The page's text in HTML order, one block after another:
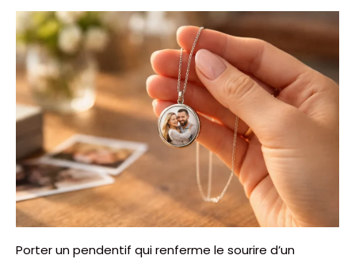
Porter un pendentif qui renferme le sourire d’un